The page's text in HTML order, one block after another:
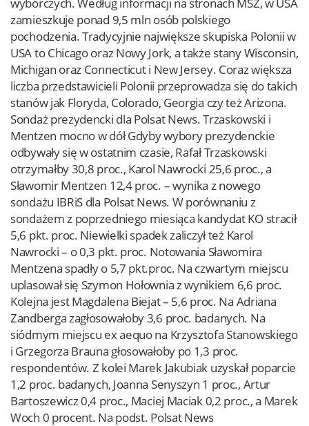
zamieszkuje ponad 9,5 mln osób polskiego
pochodzenia. Tradycyjnie największe skupiska Polonii w
USA to Chicago oraz Nowy Jork, a także stany Wisconsin,
Michigan oraz Connecticut i New Jersey. Coraz większa
liczba przedstawicieli Polonii przeprowadza się do takich
stanów jak Floryda, Colorado, Georgia czy też Arizona.
Sondaż prezydencki dla Polsat News. Trzaskowski i
Mentzen mocno w dół Gdyby wybory prezydenckie
odbywały się w ostatnim czasie, Rafał Trzaskowski
otrzymałby 30,8 proc., Karol Nawrocki 25,6 proc., a
Sławomir Mentzen 12,4 proc. – wynika z nowego
sondażu IBRiS dla Polsat News. W porównaniu z
sondażem z poprzedniego miesiąca kandydat KO stracił
5,6 pkt. proc. Niewielki spadek zaliczył też Karol
Nawrocki – o 0,3 pkt. proc. Notowania Sławomira
Mentzena spadły o 5,7 pkt.proc. Na czwartym miejscu
uplasował się Szymon Hołownia z wynikiem 6,6 proc.
Kolejna jest Magdalena Biejat – 5,6 proc. Na Adriana
Zandberga zagłosowałoby 3,6 proc. badanych. Na
siódmym miejscu ex aequo na Krzysztofa Stanowskiego
i Grzegorza Brauna głosowałoby po 1,3 proc.
respondentów. Z kolei Marek Jakubiak uzyskał poparcie
1,2 proc. badanych, Joanna Senyszyn 1 proc., Artur
Bartoszewicz 0,4 proc., Maciej Maciak 0,2 proc., a Marek
Woch 0 procent. Na podst. Polsat News